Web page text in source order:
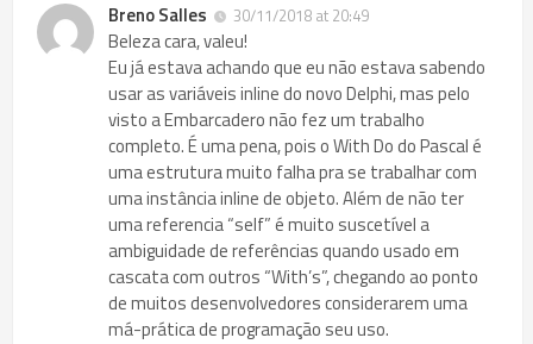
Breno Salles
30/11/2018 at 20:49
Beleza cara, valeu!
Eu já estava achando que eu não estava sabendo
usar as variáveis inline do novo Delphi, mas pelo
visto a Embarcadero não fez um trabalho
completo. É uma pena, pois o With Do do Pascal é
uma estrutura muito falha pra se trabalhar com
uma instância inline de objeto. Além de não ter
uma referencia “self” é muito suscetível a
ambiguidade de referências quando usado em
cascata com outros “With’s”, chegando ao ponto
de muitos desenvolvedores considerarem uma
má-prática de programação seu uso.